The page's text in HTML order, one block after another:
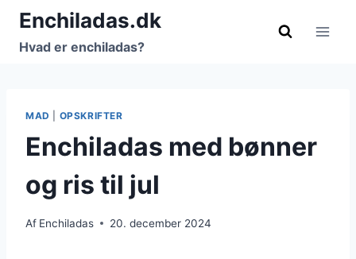
Fortsæt
indhold
Enchiladas.dk
Hvad er enchiladas?
MAD OPSKRIFTER
Enchiladas med bønner
og ris til jul
Af Enchiladas 20. december 2024